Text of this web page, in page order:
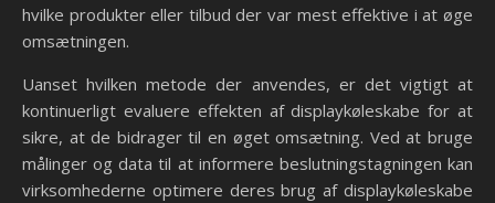
hvilke produkter eller tilbud der var mest effektive i at øge
omsætningen.
Uanset hvilken metode der anvendes, er det vigtigt at
kontinuerligt evaluere effekten af displaykøleskabe for at
sikre, at de bidrager til en øget omsætning. Ved at bruge
målinger og data til at informere beslutningstagningen kan
virksomhederne optimere deres brug af displaykøleskabe